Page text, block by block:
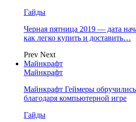
Гайды
Черная пятница 2019 — дата
как легко купить и доставить…
Prev Next
Майнкрафт
Майнкрафт
Майнкрафт Геймеры
благодаря компьютерной игре
Гайды